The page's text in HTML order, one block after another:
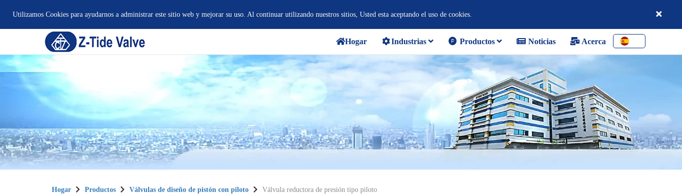
Utilizamos Cookies para ayudarnos a administrar este sitio web y mejorar su uso. Al continuar utilizando nuestros sitios, Usted esta aceptando el uso de cookies.
Hogar Industrias Productos Noticias Acerca
Hogar Productos Válvulas de diseño de pistón con piloto Válvula reductora de presión tipo piloto